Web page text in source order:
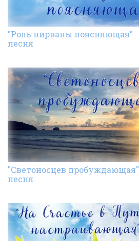
"Роль нирваны поясняющая"
песня
"Светоносцев пробуждающая"
песня